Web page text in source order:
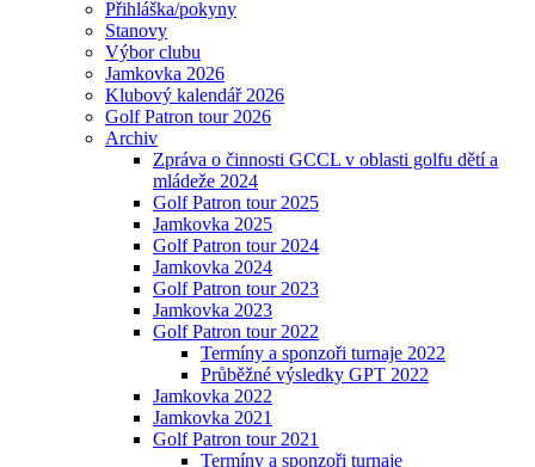
Přihláška/pokyny
Stanovy
Výbor clubu
Jamkovka 2026
Klubový kalendář 2026
Golf Patron tour 2026
Archiv
Zpráva o činnosti GCCL v oblasti golfu dětí a
mládeže 2024
Golf Patron tour 2025
Jamkovka 2025
Golf Patron tour 2024
Jamkovka 2024
Golf Patron tour 2023
Jamkovka 2023
Golf Patron tour 2022
Termíny a sponzoři turnaje 2022
Průběžné výsledky GPT 2022
Jamkovka 2022
Jamkovka 2021
Golf Patron tour 2021
Termíny a sponzoři turnaje